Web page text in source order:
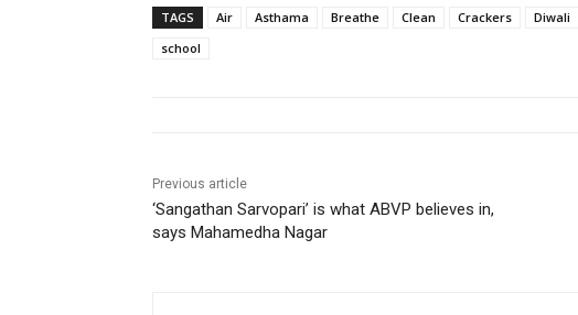
TAGS Air Asthama Breathe Clean Crackers Diwali
school
Previous article
‘Sangathan Sarvopari’ is what ABVP believes in,
says Mahamedha Nagar